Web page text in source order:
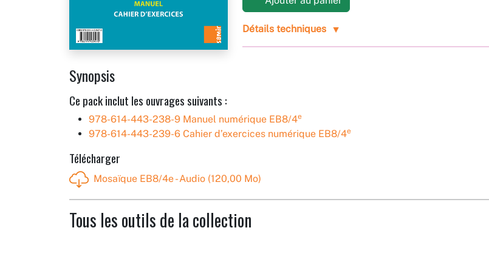
Détails techniques
Synopsis
Ce pack inclut les ouvrages suivants :
978-614-443-238-9 Manuel numérique EB8/4e
978-614-443-239-6 Cahier d’exercices numérique EB8/4e
Télécharger
Mosaïque EB8/4e - Audio (120,00 Mo)
Tous les outils de la collection